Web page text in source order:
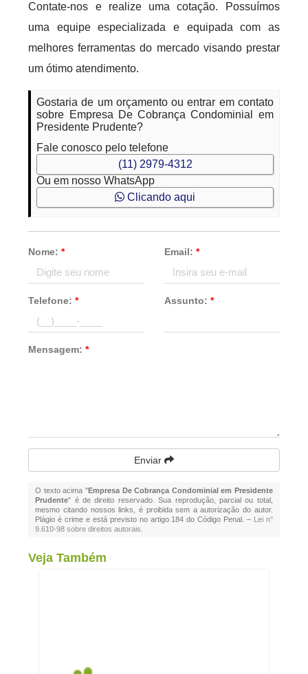
Contate-nos e realize uma cotação. Possuímos
uma equipe especializada e equipada com as
melhores ferramentas do mercado visando prestar
um ótimo atendimento.
Gostaria de um orçamento ou entrar em contato
sobre Empresa De Cobrança Condominial em
Presidente Prudente?
Fale conosco pelo telefone
(11) 2979-4312
Ou em nosso WhatsApp
Clicando aqui
Nome:* Email: *
Telefone:* Assunto: *
Mensagem:*
Enviar
O texto acima "Empresa De Cobrança Condominial em Presidente
Prudente" é de direito reservado. Sua reprodução, parcial ou total,
mesmo citando nossos links, é proibida sem a autorização do autor.
Plágio é crime e está previsto no artigo 184 do Código Penal. – Lei n°
9.610-98 sobre direitos autorais
Veja Também